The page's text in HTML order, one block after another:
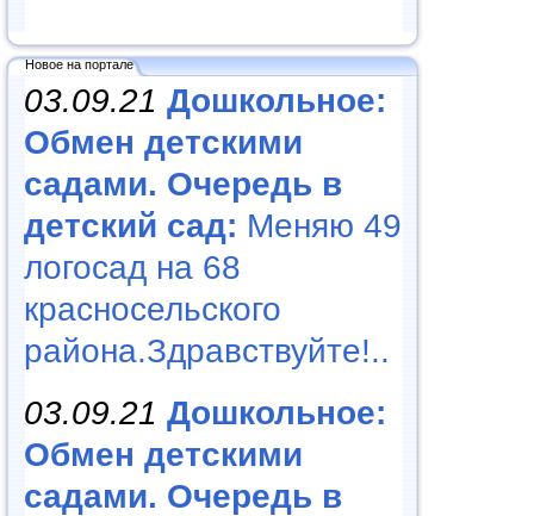
Новое на портале
03.09.21 Дошкольное:
Обмен детскими
садами. Очередь в
детский сад: Меняю 49
логосад на 68
красносельского
района.Здравствуйте!..
03.09.21 Дошкольное:
Обмен детскими
садами. Очередь в